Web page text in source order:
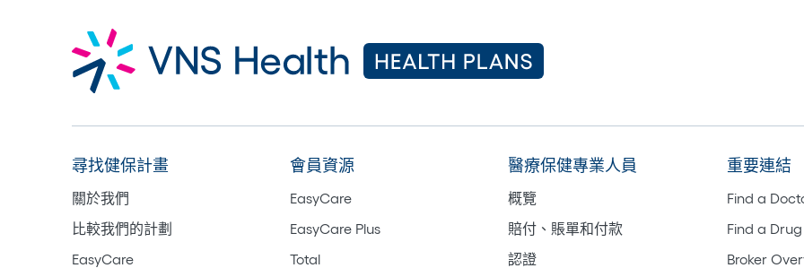
尋找健保計畫
關於我們
比較我們的計劃
EasyCare
會員資源
EasyCare
EasyCare Plus
Total
醫療保健專業人員
概覽
賠付、賬單和付款
認證
重要連結
Find a
Find a Drug
Broker